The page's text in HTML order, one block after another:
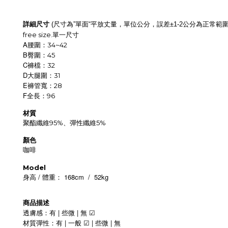
詳細尺寸 (尺寸為”單面“平放丈量，單位公分，誤差±1-2公分為正常範
free size. 單一尺寸
A腰圍：34~42
B臀圍：45
C褲檔：32
D大腿圍：31
E褲管寬：28
F全長：96
材質
聚酯纖維95%、彈性纖維5%
顏色
咖啡
Model
身高 / 體重： 168cm / 52kg
商品描述
透膚感：有 | 些微 | 無 ☑
材質彈性：有 | 一般 ☑ | 些微 | 無